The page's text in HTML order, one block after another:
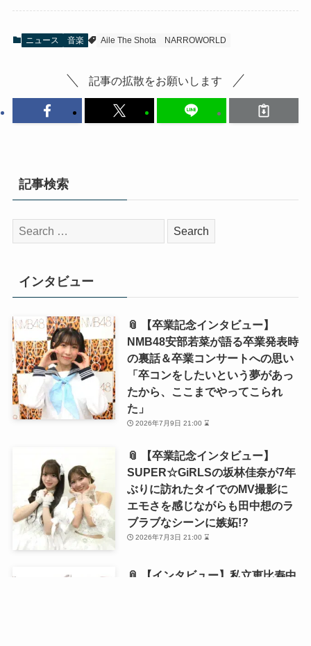
ニュース 音楽 Aile The Shota NARROWORLD
記事の拡散をお願いします
記事検索
検
索:
インタビュー
📎 【卒業記念インタビュー】
NMB48安部若菜が語る卒業発表時
の裏話＆卒業コンサートへの思い
「卒コンをしたいという夢があっ
たから、ここまでやってこられ
た」
2026年7月9日 21:00 ⌛
📎 【卒業記念インタビュー】
SUPER☆GiRLSの坂林佳奈が7年
ぶりに訪れたタイでのMV撮影に
エモさを感じながらも田中想のラ
ブラブなシーンに嫉妬!?
2026年7月3日 21:00 ⌛
📎 【インタビュー】私立恵比寿中